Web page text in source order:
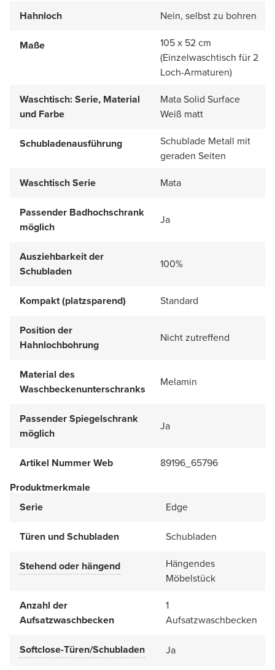
Hahnloch Nein, selbst zu bohren
Maße
105 x 52 cm
(Einzelwaschtisch für 2
Loch-Armaturen)
Waschtisch: Serie, Material
und Farbe
Mata Solid Surface
Weiß matt
Schubladenausführung
Schublade Metall mit
geraden Seiten
Waschtisch Serie
Mata
Passender Badhochschrank
möglich
Ja
Ausziehbarkeit der
Schubladen
100%
Kompakt (platzsparend) Standard
Position der
Hahnlochbohrung
Nicht zutreffend
Material des
Waschbeckenunterschranks
Melamin
Passender Spiegelschrank
möglich
Ja
Artikel Nummer Web
89196_65796
Produktmerkmale
Serie
Edge
Türen und Schubladen Schubladen
Stehend oder hängend
Hängendes
Möbelstück
Anzahl der
Aufsatzwaschbecken
1
Aufsatzwaschbecken
Softclose-Türen/Schubladen Ja